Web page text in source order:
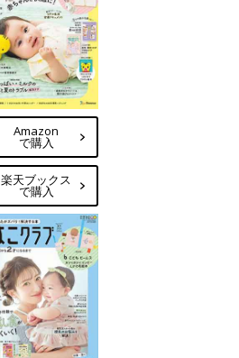
Amazon
で購入
楽天ブックス
で購入